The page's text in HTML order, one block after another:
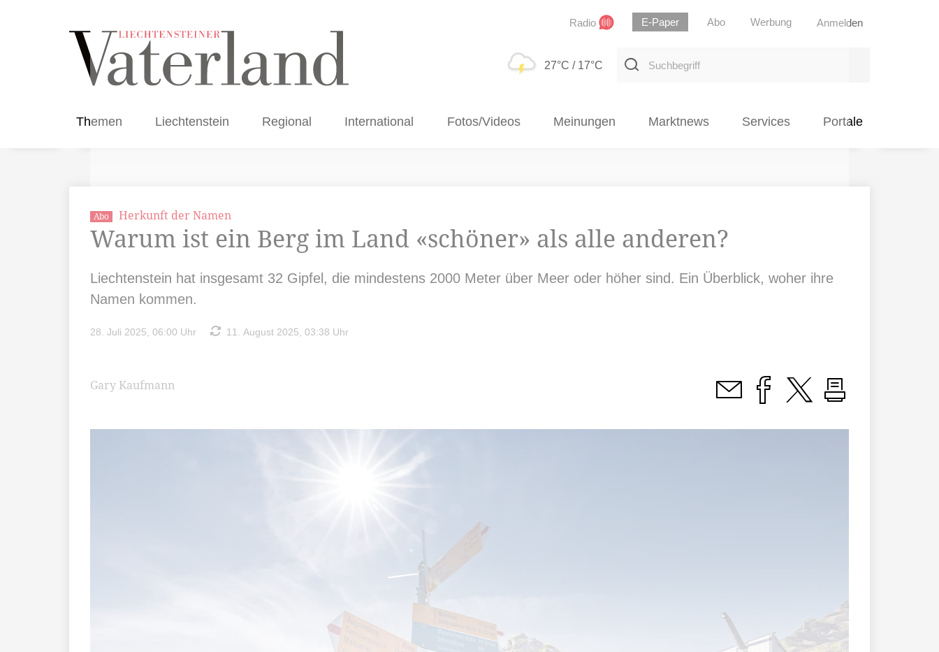
Radio E-Paper Abo Werbung Anmelden
27°C / 17°C
Suchbegriff
Themen Liechtenstein Regional International Fotos/Videos Meinungen Marktnews Services Portale
Abo Herkunft der Namen
Warum ist ein Berg im Land «schöner» als alle anderen?
Liechtenstein hat insgesamt 32 Gipfel, die mindestens 2000 Meter über Meer oder höher sind. Ein Überblick, woher ihre
Namen kommen.
28. Juli 2025, 06:00 Uhr 11. August 2025, 03:38 Uhr
Gary Kaufmann